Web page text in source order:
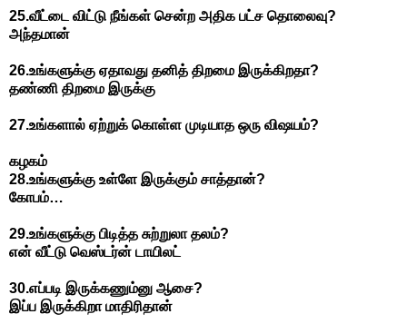
25.வீட்டை விட்டு நீங்கள் சென்ற அதிக பட்ச தொலைவு?
அந்தமான்
26.உங்களுக்கு ஏதாவது தனித் திறமை இருக்கிறதா?
தண்ணி திறமை இருக்கு
27.உங்களால் ஏற்றுக் கொள்ள முடியாத ஒரு விஷயம்?
கழகம்
28.உங்களுக்கு உள்ளே இருக்கும் சாத்தான்?
கோபம்…
29.உங்களுக்கு பிடித்த சுற்றுலா தலம்?
என் வீட்டு வெஸ்டர்ன் டாயிலட்
30.எப்படி இருக்கணும்னு ஆசை?
இப்ப இருக்கிறா மாதிரிதான்